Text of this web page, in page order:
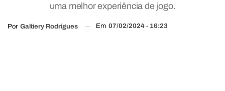
uma melhor experiência de jogo.
Por Galtiery Rodrigues Em 07/02/2024 - 16:23